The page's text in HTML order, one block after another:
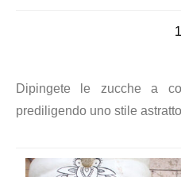
1
Dipingete le zucche a
prediligendo uno stile